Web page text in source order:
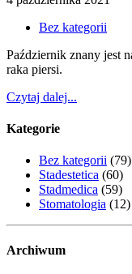
Bez kategorii
Październik znany jest
raka piersi.
Czytaj dalej...
Kategorie
Bez kategorii (79)
Stadestetica (60)
Stadmedica (59)
Stomatologia (12)
Archiwum